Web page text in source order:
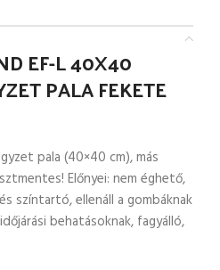
EF-L 40X40
PALA FEKETE
pala (40×40 cm), más
Előnyei: nem éghető,
színtartó, ellenáll a gombáknak
behatásoknak, fagyálló,